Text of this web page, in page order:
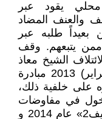
يقود عبر
والعنف المضاد
طلبه عبر
ممن يتبعهم. وقف
الشيخ معاذ
الخطيب عندما اقترح في شباط (فبراير) 2013 مبادرة
على خلفية ذلك،
في مفاوضات
حقيقية مع السلطة السورية في «جنيف2» عام 2014 و